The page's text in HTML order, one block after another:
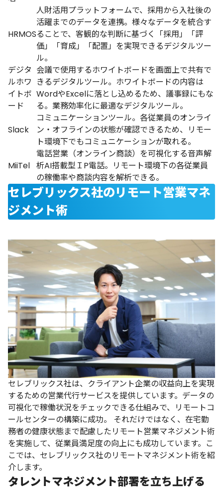
HRMOS
人財活用プラットフォームで、採用から入社後の
活躍までのデータを連携。様々なデータを統合す
ることで、客観的な判断に基づく「採用」「評
価」「育成」「配置」を実現できるデジタルツー
ル。
デジタ
ルホワ
イトボ
ード
会議で使用するホワイトボードを画面上で共有で
きるデジタルツール。ホワイトボードの内容は
WordやExcelに落とし込めるため、議事録にもな
る。業務効率化に最適なデジタルツール。
Slack
コミュニケーションツール。各従業員のオンライ
ン・オフラインの状態が確認できるため、リモー
ト環境下でもコミュニケーションが取れる。
MiiTel
電話営業（オンライン商談）を可視化する音声解
析AI搭載型ＩP電話。リモート環境下の各従業員
の稼働率や商談内容を解析できる。
セレブリックス社のリモート営業マネ
ジメント術
セレブリックス社は、クライアント企業の収益向上を実現
するための営業代行サービスを提供しています。データの
可視化で稼働状況をチェックできる仕組みで、リモートコ
ールセンターの構築に成功。
それだけではなく、在宅勤
務者の健康状態まで配慮したリモート営業マネジメント術
を実施して、従業員満足度の向上にも成功しています。こ
こでは、セレブリックス社のリモートマネジメント術を紹
介します。
タレントマネジメント部署を立ち上げる